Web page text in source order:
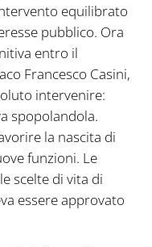
equilibrato
pubblico. Ora
entro il
Francesco Casini,
intervenire:
spopolandola.
la nascita di
funzioni. Le
scelte di vita di
essere approvato